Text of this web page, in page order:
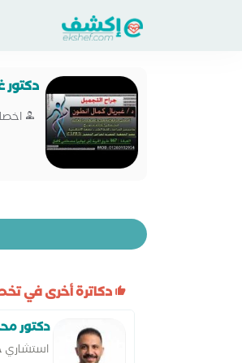
دكتور
دكاترة أخرى في
دكتور
استشاري